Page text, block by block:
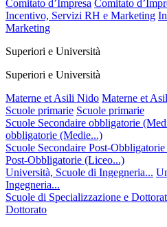
Comitato d’Impresa Comitato
Incentivo, Servizi RH e Marketing
Marketing
Superiori e Università
Superiori e Università
Materne et Asili Nido Materne et
Scuole primarie Scuole primarie
Scuole Secondaire obbligatorie
obbligatorie (Medie...)
Scuole Secondaire Post-
Post-Obbligatorie (Liceo...)
Università, Scuole di Ingegneria...
Ingegneria...
Scuole di Specializzazione e
Dottorato